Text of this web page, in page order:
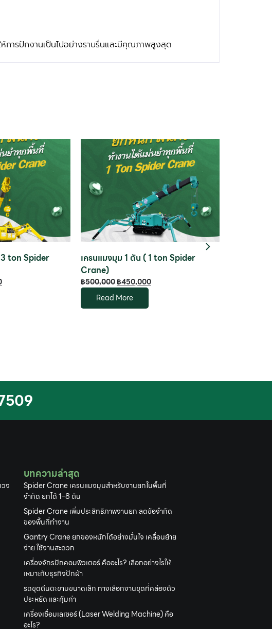
ารปักงานเป็นไปอย่างราบรื่นและมีคุณภาพสูงสุด
ton Spider
เครนแมงมุม 1 ตัน ( 1 ton Spider
Crane)
฿500,000฿450,000
Read More
ง
บทความล่าสุด
Spider Crane เครนแมงมุมสำหรับงานยกในพื้นที่
จำกัด ยกได้ 1–8 ตัน
Spider Crane เพิ่มประสิทธิภาพงานยก ลดข้อจำกัด
ของพื้นที่ทำงาน
Gantry Crane ยกของหนักได้อย่างมั่นใจ เคลื่อนย้าย
ง่าย ใช้งานสะดวก
เครื่องจักรปักคอมพิวเตอร์ คืออะไร? เลือกอย่างไรให้
เหมาะกับธุรกิจปักผ้า
รถขุดตีนตะขาบขนาดเล็ก ทางเลือกงานขุดที่คล่องตัว
ประหยัด และคุ้มค่า
เครื่องเชื่อมเลเซอร์ (Laser Welding Machine) คือ
อะไร?